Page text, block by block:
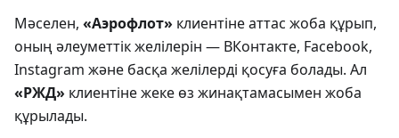
Мәселен, «Аэрофлот» клиентіне аттас жоба құрып,
оның әлеуметтік желілерін — ВКонтакте, Facebook,
Instagram және басқа желілерді қосуға болады. Ал
«РЖД» клиентіне жеке өз жинақтамасымен жоба
құрылады.